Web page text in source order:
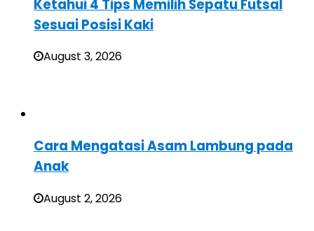
Ketahui 4 Tips Memilih Sepatu Futsal
Sesuai Posisi Kaki
August 3, 2026
Cara Mengatasi Asam Lambung pada
Anak
August 2, 2026